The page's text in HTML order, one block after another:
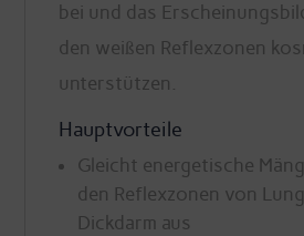
bei und das
den weißen Reflexzonen
unterstützen.
Hauptvorteile
Gleicht energetische
den Reflexzonen von
Dickdarm aus